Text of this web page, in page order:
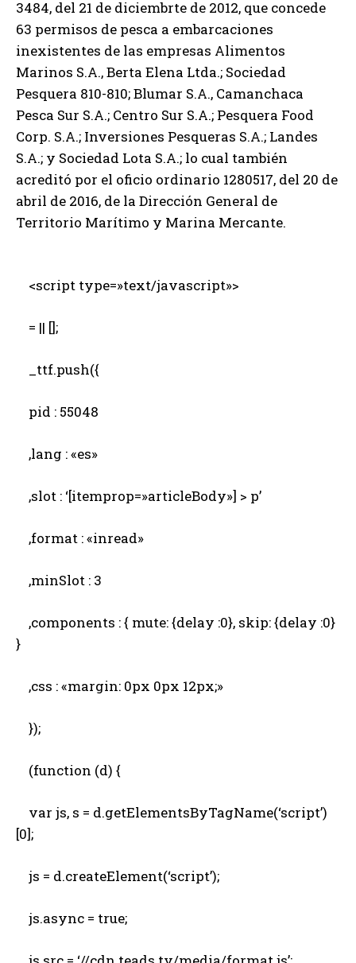
3484, del 21 de diciembrte de 2012, que concede
63 permisos de pesca a embarcaciones
inexistentes de las empresas Alimentos
Marinos S.A., Berta Elena Ltda.; Sociedad
Pesquera 810-810; Blumar S.A., Camanchaca
Pesca Sur S.A.; Centro Sur S.A.; Pesquera Food
Corp. S.A.; Inversiones Pesqueras S.A.; Landes
S.A.; y Sociedad Lota S.A.; lo cual también
acreditó por el oficio ordinario 1280517, del 20 de
abril de 2016, de la Dirección General de
Territorio Marítimo y Marina Mercante.
<script type=»text/javascript»>
= || [];
_ttf.push({
pid : 55048
,lang : «es»
,slot : ‘[itemprop=»articleBody»] > p’
,format : «inread»
,minSlot : 3
,components : { mute: {delay :0}, skip: {delay :0}
}
,css : «margin: 0px 0px 12px;»
});
(function (d) {
var js, s = d.getElementsByTagName(‘script’)
[0];
js = d.createElement(‘script’);
js.async = true;